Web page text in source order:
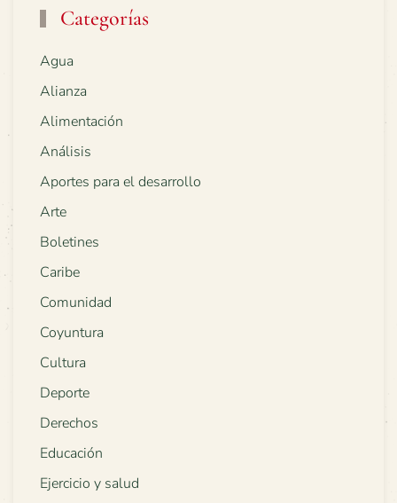
Categorías
Agua
Alianza
Alimentación
Análisis
Aportes para el desarrollo
Arte
Boletines
Caribe
Comunidad
Coyuntura
Cultura
Deporte
Derechos
Educación
Ejercicio y salud